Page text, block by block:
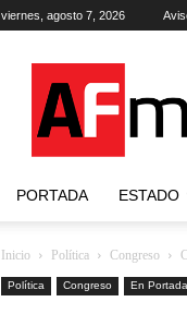
viernes, agosto 7, 2026
PORTADA ESTADO
Inicio Política Congreso
Política Congreso En Portada